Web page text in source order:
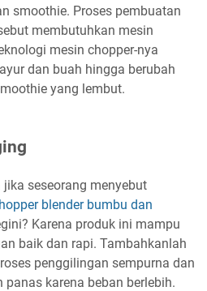
smoothie. Proses pembuatan
membutuhkan mesin
mesin chopper-nya
dan buah hingga berubah
yang lembut.
seseorang menyebut
blender bumbu dan
Karena produk ini mampu
baik dan rapi. Tambahkanlah
penggilingan sempurna dan
karena beban berlebih.